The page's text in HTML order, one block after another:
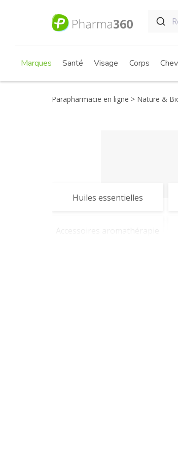
Marques Santé Visage Corps
Parapharmacie en ligne Nature &
Huiles essentielles
Accessoires aromathérapie